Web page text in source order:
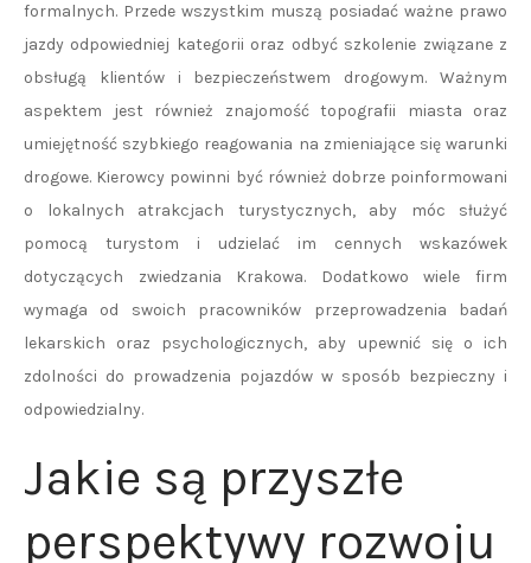
formalnych. Przede wszystkim muszą posiadać ważne prawo
jazdy odpowiedniej kategorii oraz odbyć szkolenie związane z
obsługą klientów i bezpieczeństwem drogowym. Ważnym
aspektem jest również znajomość topografii miasta oraz
umiejętność szybkiego reagowania na zmieniające się warunki
drogowe. Kierowcy powinni być również dobrze poinformowani
o lokalnych atrakcjach turystycznych, aby móc służyć
pomocą turystom i udzielać im cennych wskazówek
dotyczących zwiedzania Krakowa. Dodatkowo wiele firm
wymaga od swoich pracowników przeprowadzenia badań
lekarskich oraz psychologicznych, aby upewnić się o ich
zdolności do prowadzenia pojazdów w sposób bezpieczny i
odpowiedzialny.
Jakie są przyszłe
perspektywy rozwoju